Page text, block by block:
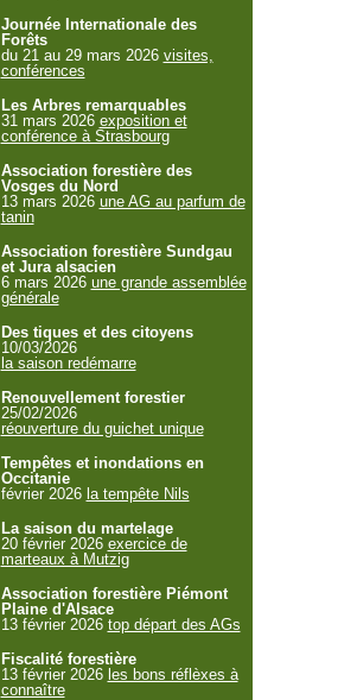
Journée Internationale des
Forêts
du 21 au 29 mars 2026 visites,
conférences
Les Arbres remarquables
31 mars 2026 exposition et
conférence à Strasbourg
Association forestière des
Vosges du Nord
13 mars 2026 une AG au parfum de
tanin
Association forestière Sundgau
et Jura alsacien
6 mars 2026 une grande assemblée
générale
Des tiques et des citoyens
10/03/2026
la saison redémarre
Renouvellement forestier
25/02/2026
réouverture du guichet unique
Tempêtes et inondations en
Occitanie
février 2026 la tempête Nils
La saison du martelage
20 février 2026 exercice de
marteaux à Mutzig
Association forestière Piémont
Plaine d'Alsace
13 février 2026 top départ des AGs
Fiscalité forestière
13 février 2026 les bons réflèxes à
connaître